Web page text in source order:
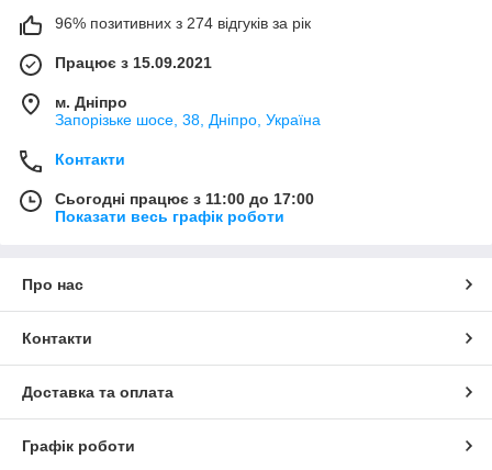
96% позитивних з 274 відгуків за рік
Працює з 15.09.2021
м. Дніпро
Запорізьке шосе, 38, Дніпро, Україна
Контакти
Сьогодні працює з 11:00 до 17:00
Показати весь графік роботи
Про нас
Контакти
Доставка та оплата
Графік роботи